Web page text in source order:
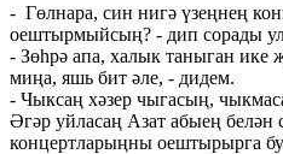
- Гөлнара, син нигә үзеңнең
оештырмыйсың? - дип сорады
- Зөһрә апа, халык таныган ике
миңа, яшь бит әле, - дидем.
- Чыксаң хәзер чыгасың,
Әгәр уйласаң Азат абыең белән
концертларыңны оештырырга